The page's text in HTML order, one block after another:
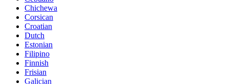
Chichewa
Corsican
Croatian
Dutch
Estonian
Filipino
Finnish
Frisian
Galician